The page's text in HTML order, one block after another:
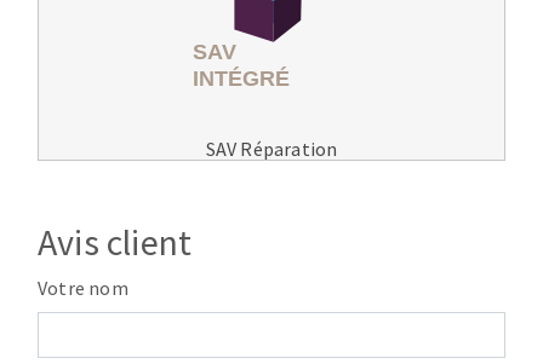
SAV Réparation
Avis client
Votre nom